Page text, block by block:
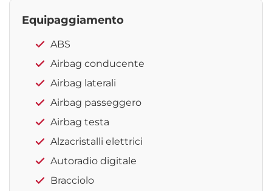
Equipaggiamento
ABS
Airbag conducente
Airbag laterali
Airbag passeggero
Airbag testa
Alzacristalli elettrici
Autoradio digitale
Bracciolo